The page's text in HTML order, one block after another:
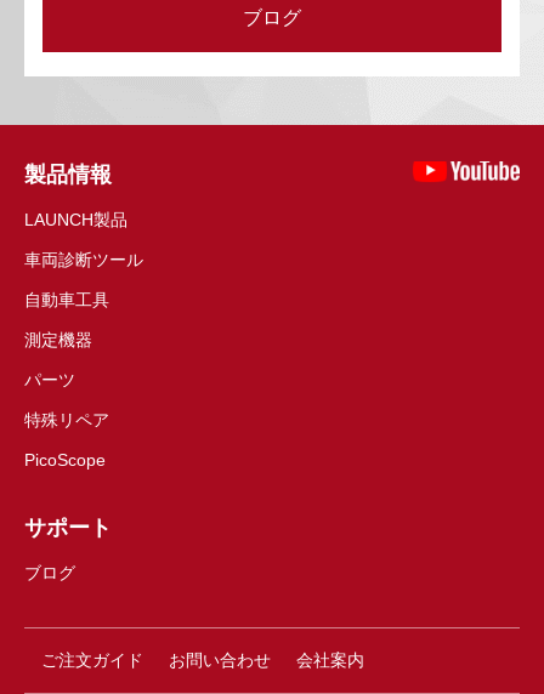
ブログ
製品情報
LAUNCH製品
車両診断ツール
自動車工具
測定機器
パーツ
特殊リペア
PicoScope
サポート
ブログ
ご注文ガイド お問い合わせ 会社案内